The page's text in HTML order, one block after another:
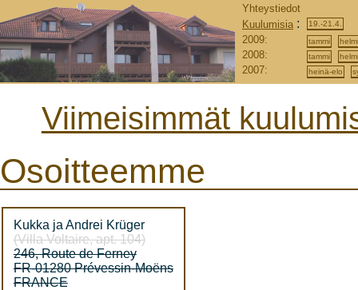
Yhteystiedot
Kuulumisia : 19.-21.4.
2009: tammi helmi
2008: tammi helmi
2007: heinä-elo
Viimeisimmät
Osoitteemme
Kukka ja Andrei Krüger
(Villa Voltaire, apt. 104)
246, Route de Ferney
FR-01280 Prévessin-Moëns
FRANCE